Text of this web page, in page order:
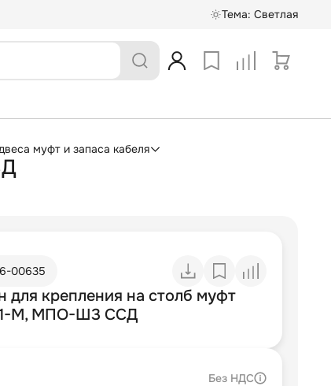
Тема: Светлая
муфт и запаса кабеля
00635
для крепления на столб муфт
М, МПО-Ш3 ССД
Без НДС